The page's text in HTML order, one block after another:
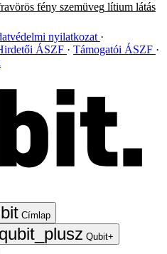
fény szemüveg lítium látás
nyilatkozat
ÁSZF
Támogatói ÁSZF
Címlap
Qubit+